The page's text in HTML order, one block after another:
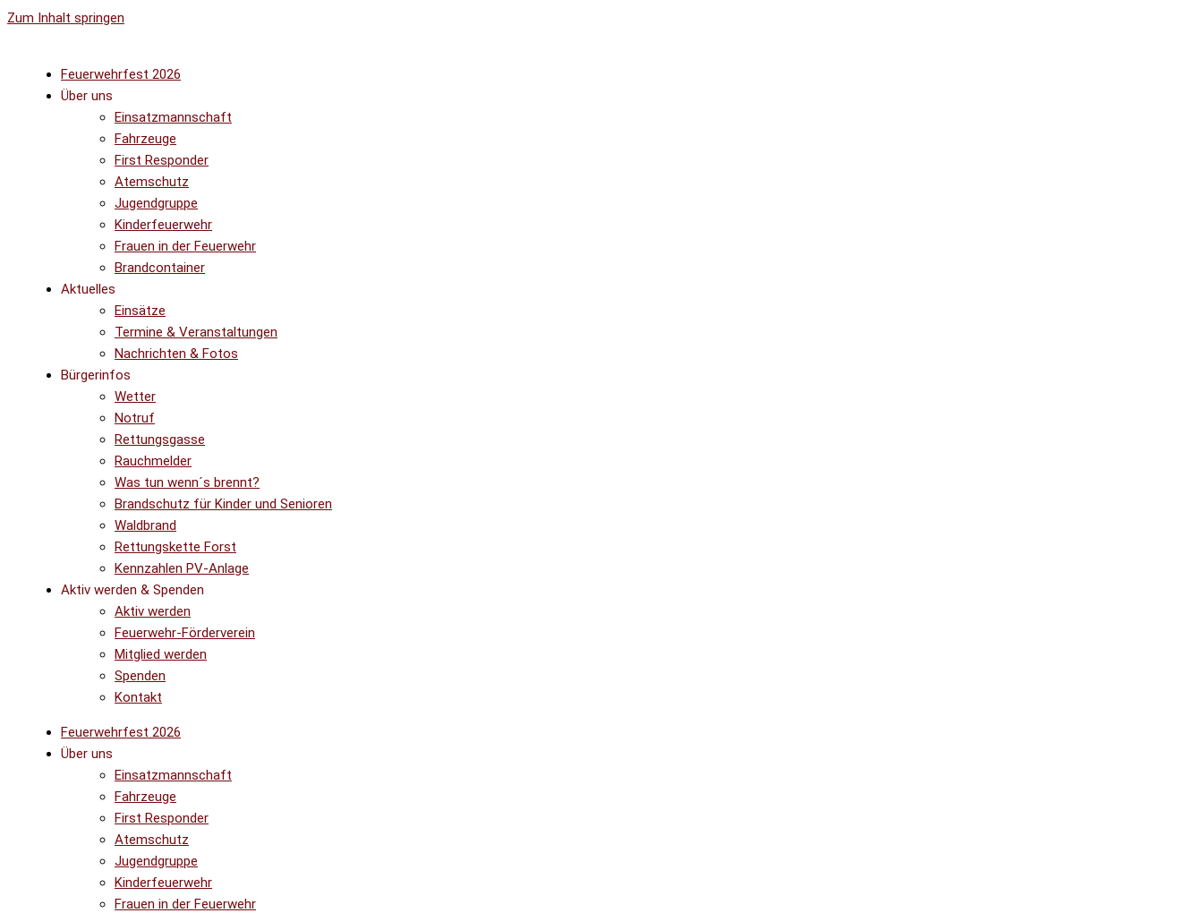
Zum Inhalt springen
Feuerwehrfest 2026
Über uns
Einsatzmannschaft
Fahrzeuge
First Responder
Atemschutz
Jugendgruppe
Kinderfeuerwehr
Frauen in der Feuerwehr
Brandcontainer
Aktuelles
Einsätze
Termine & Veranstaltungen
Nachrichten & Fotos
Bürgerinfos
Wetter
Notruf
Rettungsgasse
Rauchmelder
Was tun wenn´s brennt?
Brandschutz für Kinder und Senioren
Waldbrand
Rettungskette Forst
Kennzahlen PV-Anlage
Aktiv werden & Spenden
Aktiv werden
Feuerwehr-Förderverein
Mitglied werden
Spenden
Kontakt
Feuerwehrfest 2026
Über uns
Einsatzmannschaft
Fahrzeuge
First Responder
Atemschutz
Jugendgruppe
Kinderfeuerwehr
Frauen in der Feuerwehr